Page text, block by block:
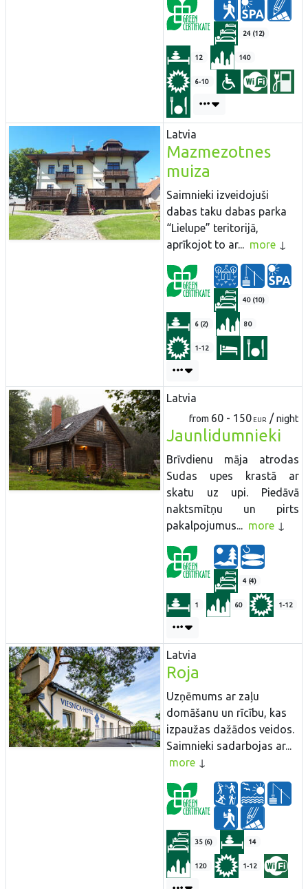
24 (12)
12 140
6-10
Latvia
Mazmezotnes
muiza
Saimnieki izveidojuši
dabas taku dabas parka
“Lielupe” teritorijā,
aprīkojot to ar... more
40 (10)
6 (2) 80
1-12
Latvia
from 60 - 150 EUR /night
Jaunlidumnieki
Brīvdienu māja atrodas
Sudas upes krastā ar
skatu uz upi. Piedāvā
naktsmītņu un pirts
pakalpojumus... more
4 (4)
1 60 1-12
Latvia
Roja
Uzņēmums ar zaļu
domāšanu un rīcību, kas
izpaužas dažādos veidos.
Saimnieki sadarbojas ar...
more
35 (6) 14
120 1-12